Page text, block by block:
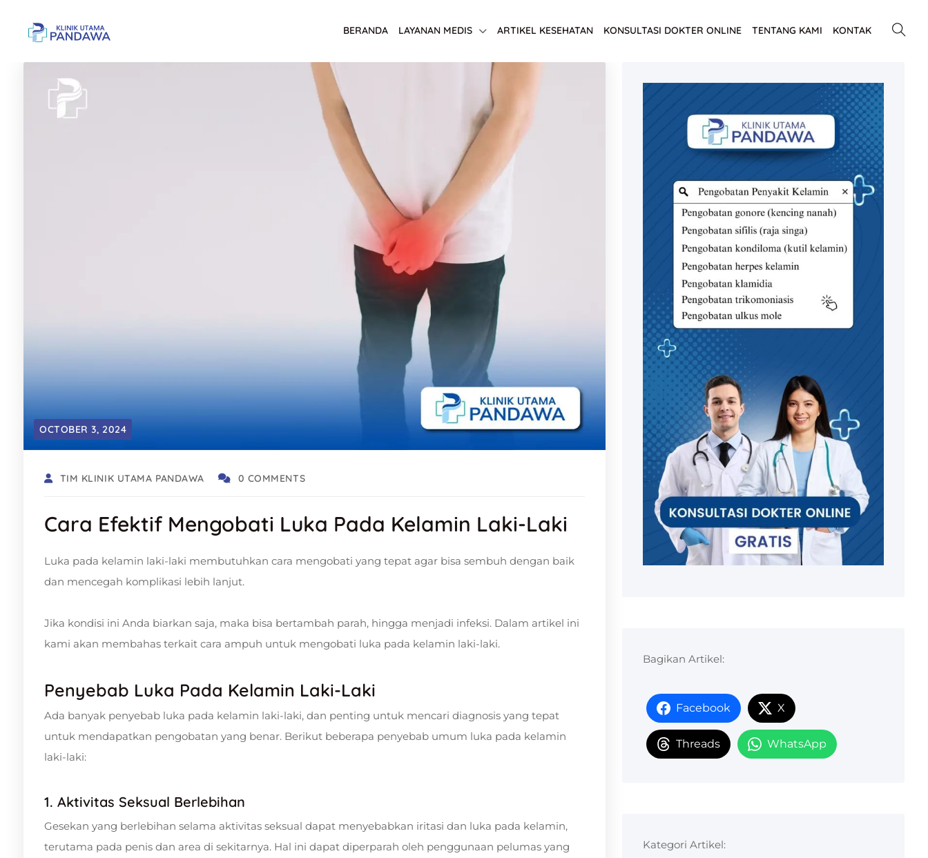
BERANDA LAYANAN MEDIS ARTIKEL KESEHATAN KONSULTASI DOKTER ONLINE TENTANG KAMI KONTAK
OCTOBER 3, 2024
TIM KLINIK UTAMA PANDAWA 0 COMMENTS
Cara Efektif Mengobati Luka Pada Kelamin Laki-Laki
Luka pada kelamin laki-laki membutuhkan cara mengobati yang tepat agar bisa sembuh dengan baik
dan mencegah komplikasi lebih lanjut.
Jika kondisi ini Anda biarkan saja, maka bisa bertambah parah, hingga menjadi infeksi. Dalam artikel ini
kami akan membahas terkait cara ampuh untuk mengobati luka pada kelamin laki-laki.
Penyebab Luka Pada Kelamin Laki-Laki
Ada banyak penyebab luka pada kelamin laki-laki, dan penting untuk mencari diagnosis yang tepat
untuk mendapatkan pengobatan yang benar. Berikut beberapa penyebab umum luka pada kelamin
laki-laki:
1. Aktivitas Seksual Berlebihan
Gesekan yang berlebihan selama aktivitas seksual dapat menyebabkan iritasi dan luka pada kelamin,
terutama pada penis dan area di sekitarnya. Hal ini dapat diperparah oleh penggunaan pelumas yang
Bagikan Artikel:
Facebook X
Threads WhatsApp
Kategori Artikel: